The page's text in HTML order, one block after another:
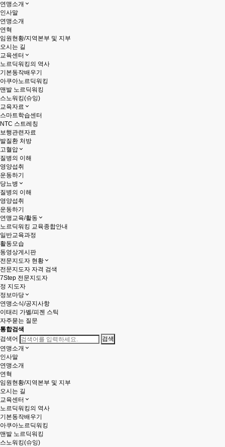
연맹소개
인사말
연맹소개
연혁
임원현황/지역본부 및 지부
오시는 길
교육센터
노르딕워킹의 역사
기본동작배우기
아쿠아노르딕워킹
맨발 노르딕워킹
스노워킹(슈잉)
교육자료
스마트학습센터
NTC 스트레칭
보행관련자료
발질환 처방
고혈압
질병의 이해
영양섭취
운동하기
당뇨병
질병의 이해
영양섭취
운동하기
연맹교육/활동
노르딕워킹 교육종합안내
일반교육과정
활동모습
동영상게시판
전문지도자 현황
전문지도자 자격 검색
7Step 전문지도자
정 지도자
정보마당
연맹소식/공지사항
이태리 가벨/피젠 스틱
자주묻는 질문
통합검색
검색어
연맹소개
인사말
연맹소개
연혁
임원현황/지역본부 및 지부
오시는 길
교육센터
노르딕워킹의 역사
기본동작배우기
아쿠아노르딕워킹
맨발 노르딕워킹
스노워킹(슈잉)